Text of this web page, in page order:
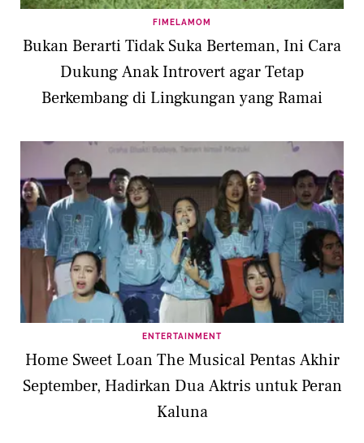
FIMELAMOM
Bukan Berarti Tidak Suka Berteman, Ini Cara
Dukung Anak Introvert agar Tetap
Berkembang di Lingkungan yang Ramai
ENTERTAINMENT
Home Sweet Loan The Musical Pentas Akhir
September, Hadirkan Dua Aktris untuk Peran
Kaluna